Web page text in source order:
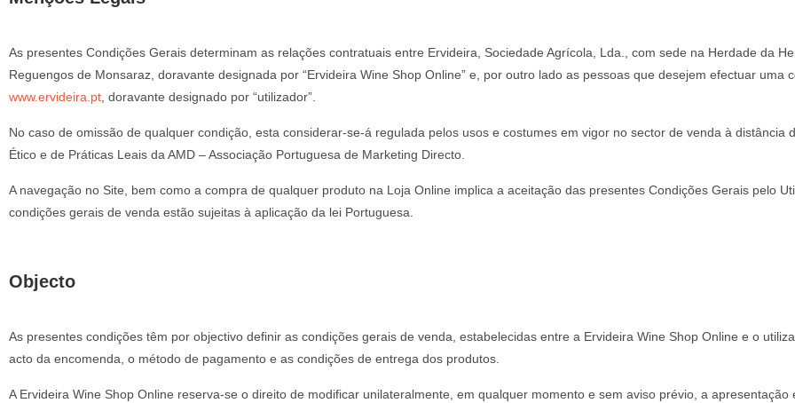
As presentes Condições Gerais determinam as relações contratuais entre Ervideira, Sociedade Agrícola, Lda., com sede na Herdade da
Reguengos de Monsaraz, doravante designada por “Ervideira Wine Shop Online” e, por outro lado as pessoas que desejem efectuar uma
www.ervideira.pt , doravante designado por “utilizador”.
No caso de omissão de qualquer condição, esta considerar-se-á regulada pelos usos e costumes em vigor no sector de venda à distância
Ético e de Práticas Leais da AMD – Associação Portuguesa de Marketing Directo.
A navegação no Site, bem como a compra de qualquer produto na Loja Online implica a aceitação das presentes Condições Gerais pelo
condições gerais de venda estão sujeitas à aplicação da lei Portuguesa.
Objecto
As presentes condições têm por objectivo definir as condições gerais de venda, estabelecidas entre a Ervideira Wine Shop Online e o
acto da encomenda, o método de pagamento e as condições de entrega dos produtos.
A Ervideira Wine Shop Online reserva-se o direito de modificar unilateralmente, em qualquer momento e sem aviso prévio, a apresentação